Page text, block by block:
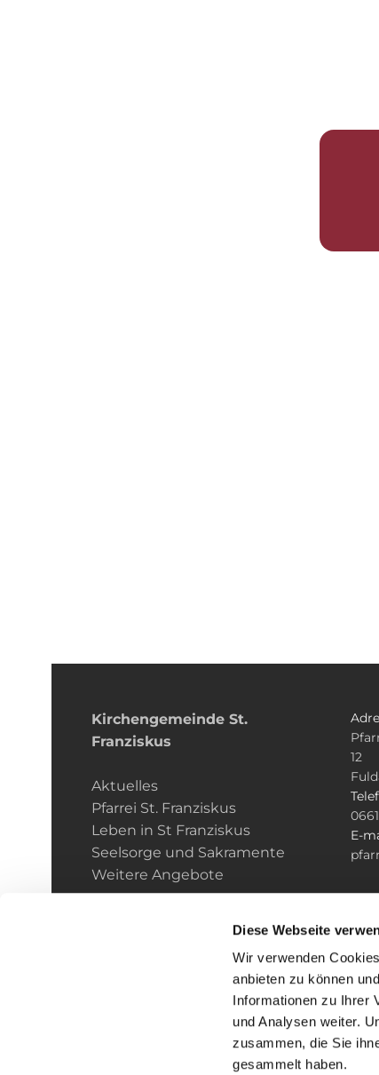
Diese Webseite
Wir verwenden
anbieten zu können
Informationen zu Ihrer
und Analysen weiter.
zusammen, die Sie
gesammelt haben.
Kirchengemeinde­­ St.
Franziskus
Aktuelles
Pfarrei St. Franziskus
Leben in St Franziskus
Seelsorge und Sakramente
Weitere Angebote
12
E-